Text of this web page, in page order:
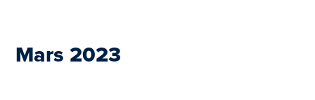
Mars 2023